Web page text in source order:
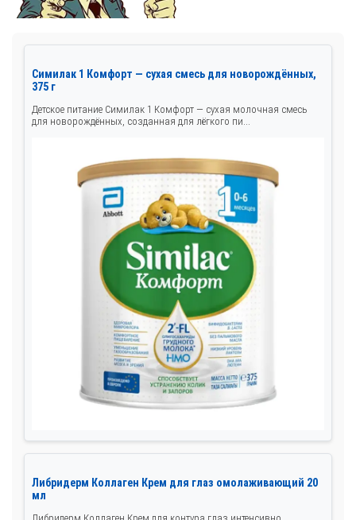
Симилак 1 Комфорт — сухая смесь для новорождённых,
375 г
Детское питание Симилак 1 Комфорт — сухая молочная смесь
для новорождённых, созданная для лёгкого пи...
Либридерм Коллаген Крем для глаз омолаживающий 20
мл